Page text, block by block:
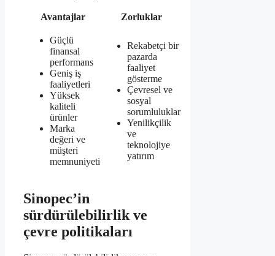
Avantajlar Zorluklar
Güçlü
finansal
performans
Geniş iş
faaliyetleri
Yüksek
kaliteli
ürünler
Marka
değeri ve
müşteri
memnuniyeti
Rekabetçi bir
pazarda
faaliyet
gösterme
Çevresel ve
sosyal
sorumluluklar
Yenilikçilik
ve
teknolojiye
yatırım
Sinopec’in
sürdürülebilirlik ve
çevre politikaları